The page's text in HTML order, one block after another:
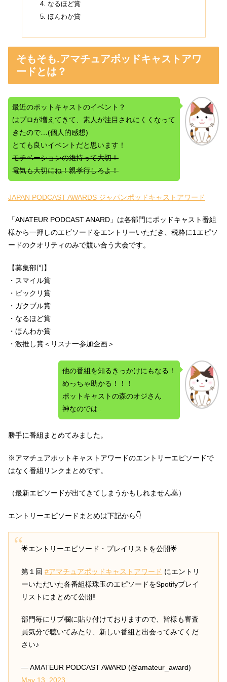
なるほど賞
ほんわか賞
そもそも.アマチュアポッドキャストアワ
ードとは？
最近のポットキャストのイベント？
はプロが増えてきて、素人が注目されにくくなって
きたので…(個人的感想)
とても良いイベントだと思います！
モチベーションの維持って大切！
電気も大切にね！親孝行しろよ！
JAPAN PODCAST AWARDS ジャパンポッドキャストアワード
「ANATEUR PODCAST ANARD」は各部門にポッドキャスト番組
様から一押しのエビソードをエントリーいただき、税粋に1エピソ
ードのクオリティのみで競い合う大会です。
【募集部門】
・スマイル賞
・ビックリ賞
・ガクブル賞
・なるほど賞
・ほんわか賞
・激推し賞＜リスナ一参加企画＞
他の番組を知るきっかけにもなる！
めっちゃ助かる！！！
ポットキャストの森のオジさん
神なのでは..
勝手に番組まとめてみました。
※アマチュアポットキャストアワードのエントリーエピソードで
はなく番組リンクまとめです。
（最新エピソードが出てきてしまうかもしれません🙇）
エントリーエピソードまとめは下記から👇
🌟エントリーエピソード・プレイリストを公開🌟
第１回#アマチュアポッドキャストアワード にエントリ
ーいただいた各番組様珠玉のエピソードをSpotifyプレイ
リストにまとめて公開‼️
部門毎にリプ欄に貼り付けておりますので、皆様も審査
員気分で聴いてみたり、新しい番組と出会ってみてくだ
さい♪
— AMATEUR PODCAST AWARD (@amateur_award)
May 13, 2023